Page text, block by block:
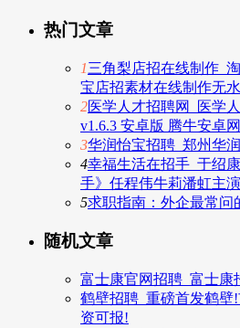
热门文章
1三角梨店招在线制作_
宝店招素材在线制作无
2医学人才招聘网_医学
v1.6.3 安卓版 腾牛安卓网
3华润怡宝招聘_郑州华
4幸福生活在招手_于绍
手》任程伟牛莉潘虹主演
5求职指南：外企最常问
随机文章
富士康官网招聘_富士康
鹤壁招聘_重磅首发鹤壁
资可报!